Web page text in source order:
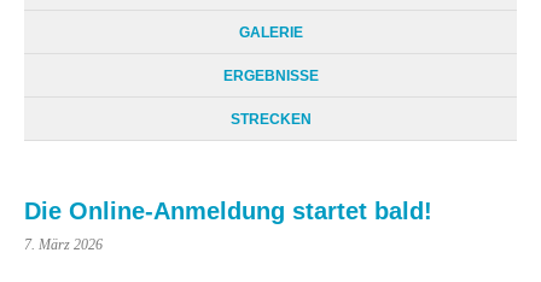
GALERIE
ERGEBNISSE
STRECKEN
Die Online-Anmeldung startet bald!
7. März 2026